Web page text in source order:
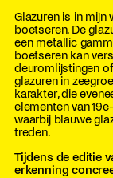
Glazuren is in mijn
boetseren. De
een metallic
boetseren kan
deuromlijstingen
glazuren in
karakter, die
elementen van
waarbij blauwe
treden.
Tijdens de editie
erkenning